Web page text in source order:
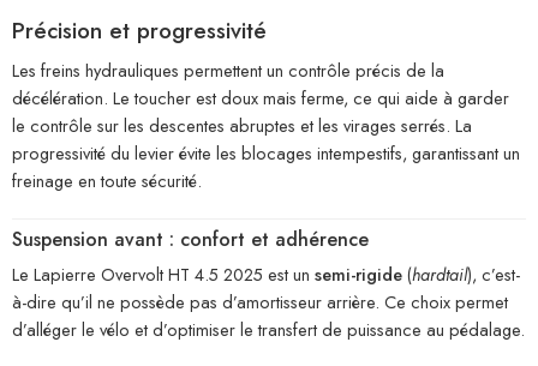
Précision et progressivité
Les freins hydrauliques permettent un contrôle précis de la
décélération. Le toucher est doux mais ferme, ce qui aide à garder
le contrôle sur les descentes abruptes et les virages serrés. La
progressivité du levier évite les blocages intempestifs, garantissant un
freinage en toute sécurité.
Suspension avant : confort et adhérence
Le Lapierre Overvolt HT 4.5 2025 est un semi-rigide(hardtail), c’est-
à-dire qu’il ne possède pas d’amortisseur arrière. Ce choix permet
d’alléger le vélo et d’optimiser le transfert de puissance au pédalage.